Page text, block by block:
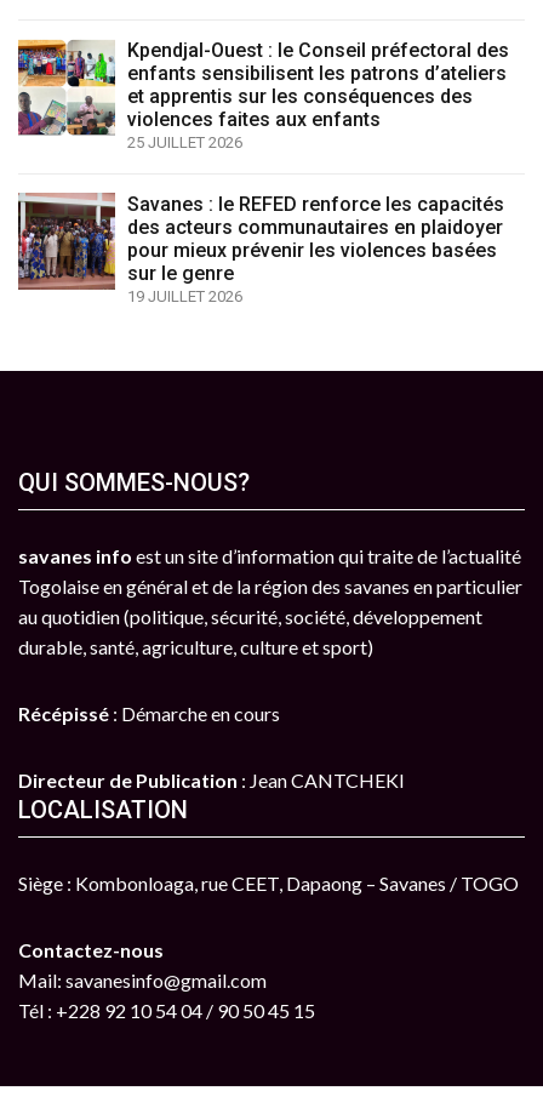
Kpendjal-Ouest : le Conseil préfectoral des
enfants sensibilisent les patrons d’ateliers
et apprentis sur les conséquences des
violences faites aux enfants
25 JUILLET 2026
Savanes : le REFED renforce les capacités
des acteurs communautaires en plaidoyer
pour mieux prévenir les violences basées
sur le genre
19 JUILLET 2026
QUI SOMMES-NOUS?
savanes info est un site d’information qui traite de l’actualité
Togolaise en général et de la région des savanes en particulier
au quotidien (politique, sécurité, société, développement
durable, santé, agriculture, culture et sport)
Récépissé : Démarche en cours
Directeur de Publication : Jean CANTCHEKI
LOCALISATION
Siège : Kombonloaga, rue CEET, Dapaong – Savanes / TOGO
Contactez-nous
Mail: savanesinfo@gmail.com
Tél : +228 92 10 54 04 / 90 50 45 15